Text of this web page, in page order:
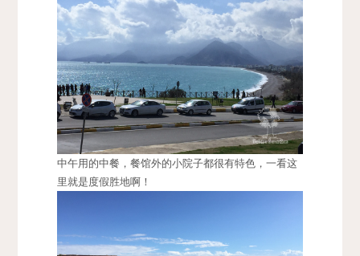
中午用的中餐，餐馆外的小院子都很有特色，一看这
里就是度假胜地啊！